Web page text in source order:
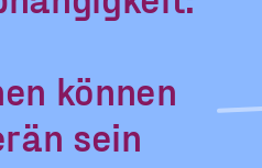
können
sein